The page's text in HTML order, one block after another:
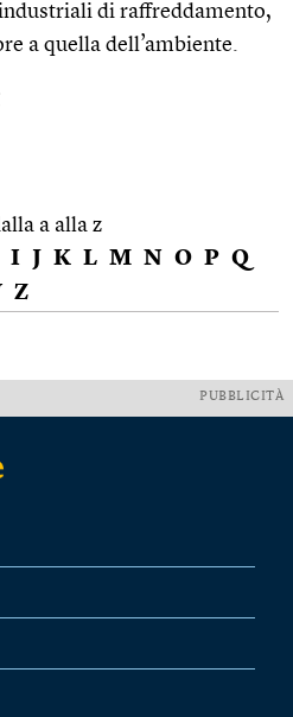
di raffreddamento,
a quella dell’ambiente.
a alla z
I J K L M N O P Q
Z
PUBBLICITÀ